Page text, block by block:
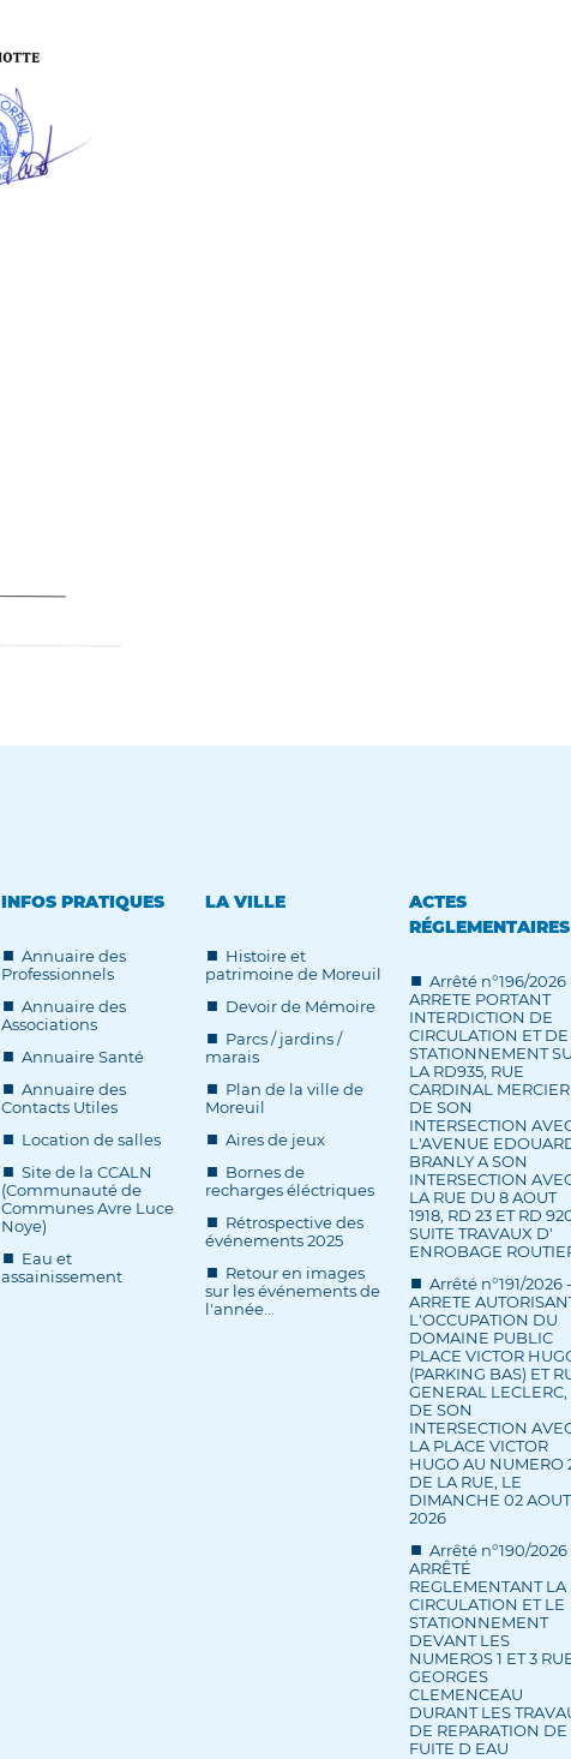
INFOS PRATIQUES
Annuaire des
Professionnels
Annuaire des
Associations
Annuaire Santé
Annuaire des
Contacts Utiles
Location de salles
Site de la CCALN
(Communauté de
Communes Avre Luce
Noye)
Eau et
assainissement
LA VILLE
Histoire et
patrimoine de Moreuil
Devoir de Mémoire
Parcs / jardins /
marais
Plan de la ville de
Moreuil
Aires de jeux
Bornes de
recharges éléctriques
Rétrospective des
événements 2025
Retour en images
sur les événements de
l'année...
ACTES
RÉGLEMENTAIRES
Arrêté n°196/2026
ARRETE PORTANT
INTERDICTION DE
CIRCULATION ET DE
STATIONNEMENT
LA RD935, RUE
CARDINAL MERCIER
DE SON
INTERSECTION
L'AVENUE
BRANLY A SON
INTERSECTION
LA RUE DU 8 AOUT
1918, RD 23 ET RD
SUITE TRAVAUX D'
ENROBAGE
Arrêté n°191/2026 -
ARRETE
L'OCCUPATION DU
DOMAINE PUBLIC
PLACE VICTOR
(PARKING BAS) ET
GENERAL LECLERC,
DE SON
INTERSECTION
LA PLACE VICTOR
HUGO AU NUMERO
DE LA RUE, LE
DIMANCHE 02 AOUT
2026
Arrêté n°190/2026
ARRÊTÉ
REGLEMENTANT LA
CIRCULATION ET LE
STATIONNEMENT
DEVANT LES
NUMEROS 1 ET 3
GEORGES
CLEMENCEAU
DURANT LES
DE REPARATION DE
FUITE D EAU